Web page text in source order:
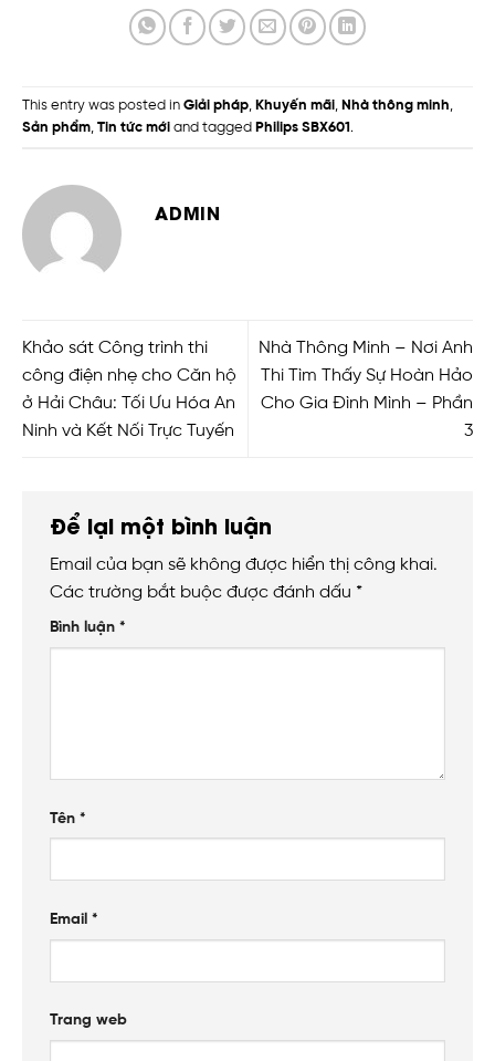
This entry was posted in Giải pháp, Khuyến mãi, Nhà thông minh,
Sản phẩm, Tin tức mới and tagged Philips SBX601.
ADMIN
Khảo sát Công trình thi
công điện nhẹ cho Căn hộ
ở Hải Châu: Tối Ưu Hóa An
Ninh và Kết Nối Trực Tuyến
Nhà Thông Minh – Nơi Anh
Thi Tìm Thấy Sự Hoàn Hảo
Cho Gia Đình Mình – Phần
3
Để lại một bình luận
Email của bạn sẽ không được hiển thị công khai.
Các trường bắt buộc được đánh dấu *
Bình luận *
Tên *
Email *
Trang web